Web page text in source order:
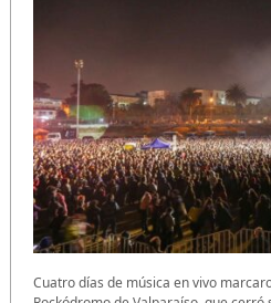
Cuatro días de música en vivo